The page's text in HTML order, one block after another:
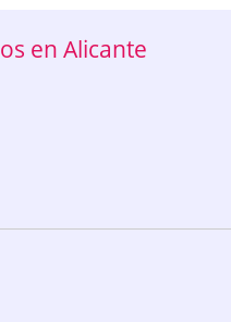
en Alicante